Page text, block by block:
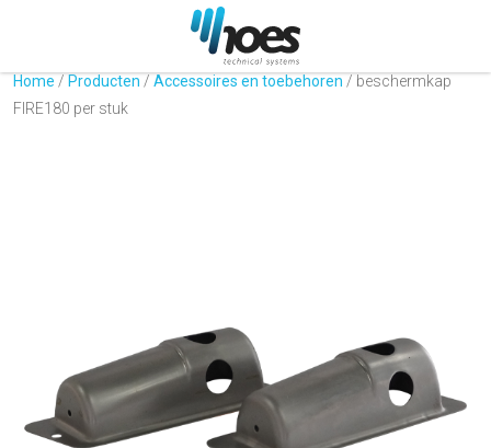
Home / Producten / Accessoires en toebehoren / beschermkap
FIRE180 per stuk